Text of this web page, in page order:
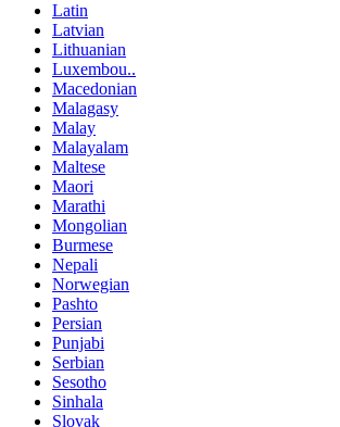
Latin
Latvian
Lithuanian
Luxembou..
Macedonian
Malagasy
Malay
Malayalam
Maltese
Maori
Marathi
Mongolian
Burmese
Nepali
Norwegian
Pashto
Persian
Punjabi
Serbian
Sesotho
Sinhala
Slovak